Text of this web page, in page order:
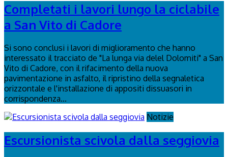
Completati i lavori lungo la ciclabile
a San Vito di Cadore
Si sono conclusi i lavori di miglioramento che hanno
interessato il tracciato de "La lunga via delel Dolomiti" a San
Vito di Cadore, con il rifacimento della nuova
pavimentazione in asfalto, il ripristino della segnaletica
orizzontale e l'installazione di appositi dissuasori in
corrispondenza...
Notizie
Escursionista scivola dalla seggiovia